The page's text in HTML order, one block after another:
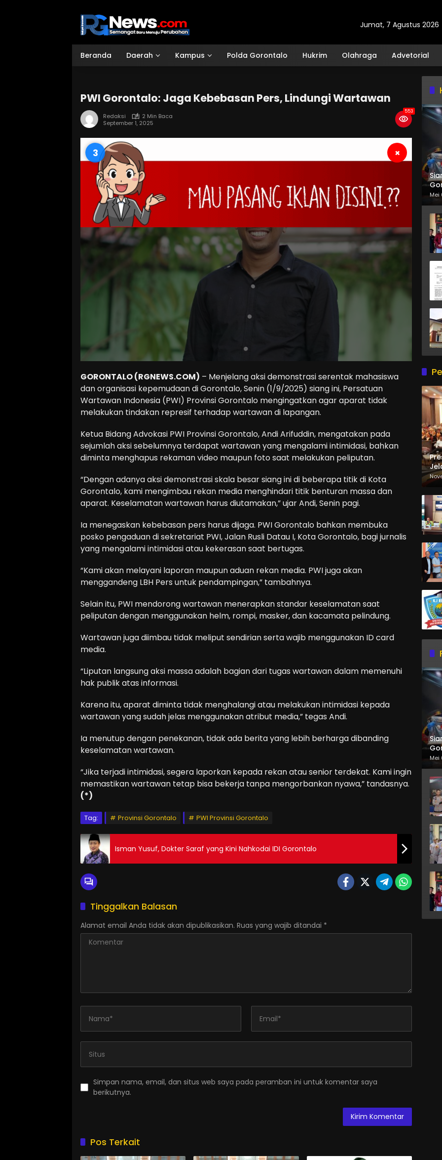
Jumat, 7 Agustus 2026
Beranda Daerah Kampus Polda Gorontalo Hukrim Olahraga Advetorial
PWI Gorontalo: Jaga Kebebasan Pers, Lindungi Wartawan
Redaksi
2 Min Baca
September 1, 2025
553
2 ×
GORONTALO (RGNEWS.COM) – Menjelang aksi demonstrasi serentak mahasiswa
dan organisasi kepemudaan di Gorontalo, Senin (1/9/2025) siang ini, Persatuan
Wartawan Indonesia (PWI) Provinsi Gorontalo mengingatkan agar aparat tidak
melakukan tindakan represif terhadap wartawan di lapangan.
Ketua Bidang Advokasi PWI Provinsi Gorontalo, Andi Arifuddin, mengatakan pada
sejumlah aksi sebelumnya terdapat wartawan yang mengalami intimidasi, bahkan
diminta menghapus rekaman video maupun foto saat melakukan peliputan.
“Dengan adanya aksi demonstrasi skala besar siang ini di beberapa titik di Kota
Gorontalo, kami mengimbau rekan media menghindari titik benturan massa dan
aparat. Keselamatan wartawan harus diutamakan,” ujar Andi, Senin pagi.
Ia menegaskan kebebasan pers harus dijaga. PWI Gorontalo bahkan membuka
posko pengaduan di sekretariat PWI, Jalan Rusli Datau I, Kota Gorontalo, bagi jurnalis
yang mengalami intimidasi atau kekerasan saat bertugas.
“Kami akan melayani laporan maupun aduan rekan media. PWI juga akan
menggandeng LBH Pers untuk pendampingan,” tambahnya.
Selain itu, PWI mendorong wartawan menerapkan standar keselamatan saat
peliputan dengan menggunakan helm, rompi, masker, dan kacamata pelindung.
Wartawan juga diimbau tidak meliput sendirian serta wajib menggunakan ID card
media.
“Liputan langsung aksi massa adalah bagian dari tugas wartawan dalam memenuhi
hak publik atas informasi.
Karena itu, aparat diminta tidak menghalangi atau melakukan intimidasi kepada
wartawan yang sudah jelas menggunakan atribut media,” tegas Andi.
Ia menutup dengan penekanan, tidak ada berita yang lebih berharga dibanding
keselamatan wartawan.
“Jika terjadi intimidasi, segera laporkan kepada rekan atau senior terdekat. Kami ingin
memastikan wartawan tetap bisa bekerja tanpa mengorbankan nyawa,” tandasnya.
(*)
Tag: Provinsi Gorontalo PWI Provinsi Gorontalo
Isman Yusuf, Dokter Saraf yang Kini Nahkodai IDI Gorontalo
Tinggalkan Balasan
Alamat email Anda tidak akan dipublikasikan. Ruas yang wajib ditandai *
Simpan nama, email, dan situs web saya pada peramban ini untuk komentar saya
berikutnya.
Pos Terkait
Mei
Mei